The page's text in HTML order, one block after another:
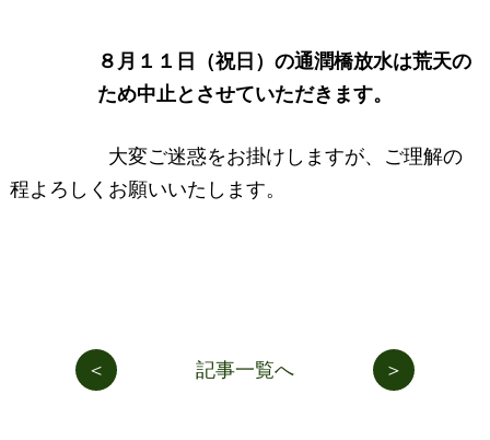
８月１１日（祝日） の通潤橋放水は荒天の
ため中止とさせていただきます。
大変ご迷惑をお掛けしますが、ご理解の
程よろしくお願いいたします。
記事一覧へ